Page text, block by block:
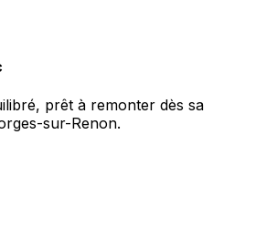
prêt à remonter dès sa
sur-Renon.